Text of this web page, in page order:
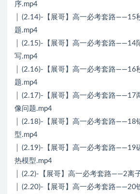
序.mp4
│ (2.14)-【展哥】高一必考套路——15
题.mp4
│ (2.15)-【展哥】高一必考套路——14
写.mp4
│ (2.16)-【展哥】高一必考套路——16
题.mp4
│ (2.17)-【展哥】高一必考套路——17
像问题.mp4
│ (2.18)-【展哥】高一必考套路——18
型.mp4
│ (2.19)-【展哥】高一必考套路——19
热模型.mp4
│ (2.2)-【展哥】高一必考套路——2离
│ (2.20)-【展哥】高一必考套路——20